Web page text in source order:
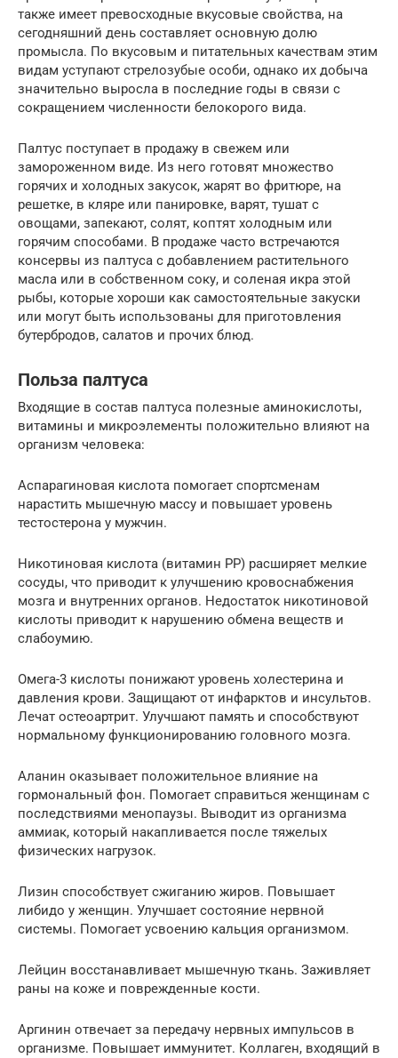
также имеет превосходные вкусовые свойства, на
сегодняшний день составляет основную долю
промысла. По вкусовым и питательных качествам этим
видам уступают стрелозубые особи, однако их добыча
значительно выросла в последние годы в связи с
сокращением численности белокорого вида.
Палтус поступает в продажу в свежем или
замороженном виде. Из него готовят множество
горячих и холодных закусок, жарят во фритюре, на
решетке, в кляре или панировке, варят, тушат с
овощами, запекают, солят, коптят холодным или
горячим способами. В продаже часто встречаются
консервы из палтуса с добавлением растительного
масла или в собственном соку, и соленая икра этой
рыбы, которые хороши как самостоятельные закуски
или могут быть использованы для приготовления
бутербродов, салатов и прочих блюд.
Польза палтуса
Входящие в состав палтуса полезные аминокислоты,
витамины и микроэлементы положительно влияют на
организм человека:
Аспарагиновая кислота помогает спортсменам
нарастить мышечную массу и повышает уровень
тестостерона у мужчин.
Никотиновая кислота (витамин РР) расширяет мелкие
сосуды, что приводит к улучшению кровоснабжения
мозга и внутренних органов. Недостаток никотиновой
кислоты приводит к нарушению обмена веществ и
слабоумию.
Омега-3 кислоты понижают уровень холестерина и
давления крови. Защищают от инфарктов и инсультов.
Лечат остеоартрит. Улучшают память и способствуют
нормальному функционированию головного мозга.
Аланин оказывает положительное влияние на
гормональный фон. Помогает справиться женщинам с
последствиями менопаузы. Выводит из организма
аммиак, который накапливается после тяжелых
физических нагрузок.
Лизин способствует сжиганию жиров. Повышает
либидо у женщин. Улучшает состояние нервной
системы. Помогает усвоению кальция организмом.
Лейцин восстанавливает мышечную ткань. Заживляет
раны на коже и поврежденные кости.
Аргинин отвечает за передачу нервных импульсов в
организме. Повышает иммунитет. Коллаген, входящий в